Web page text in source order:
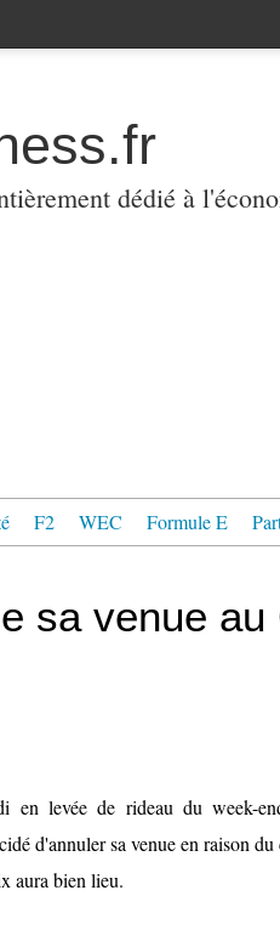
dédié à
F2 WEC Formule E
sa venue au
en levée de rideau du week-
d'annuler sa venue en raison
aura bien lieu.